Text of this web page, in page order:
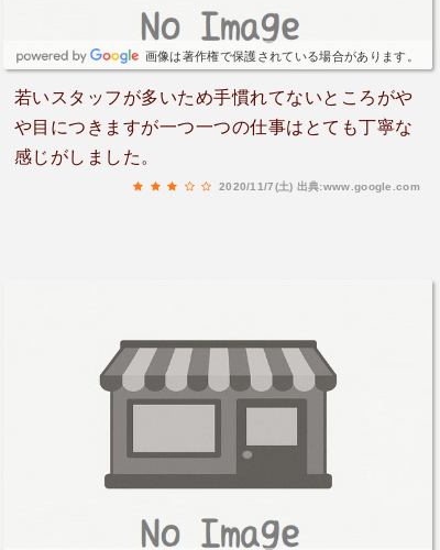
画像は著作権で保護されている場合があります。
若いスタッフが多いため手慣れてないところがや
や目につきますが一つ一つの仕事はとても丁寧な
感じがしました。
2020/11/7(土) 出典:www.google.com